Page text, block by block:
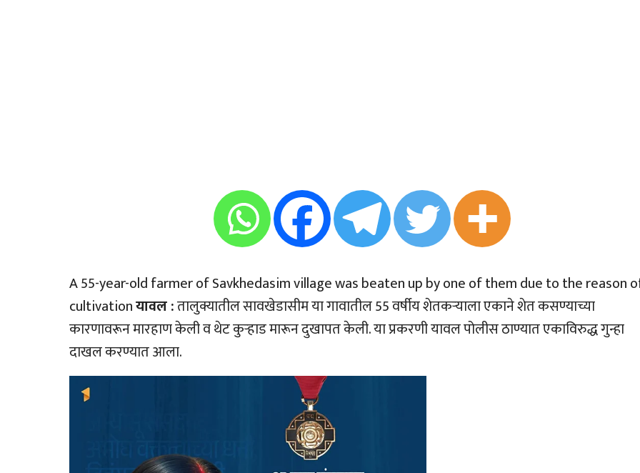
A 55-year-old farmer of Savkhedasim village was beaten up by one of them due to the reason
cultivationयावल :तालुक्यातील सावखेडासीम या गावातील 55 वर्षीय शेतकर्‍याला एकाने शेत कसण्याच्या
कारणावरून मारहाण केली व थेट कुर्‍हाड मारून दुखापत केली. या प्रकरणी यावल पोलीस ठाण्यात एकाविरुद्ध गुन्हा
दाखल करण्यात आला.